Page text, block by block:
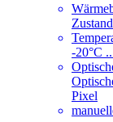
-20°C
Pixel